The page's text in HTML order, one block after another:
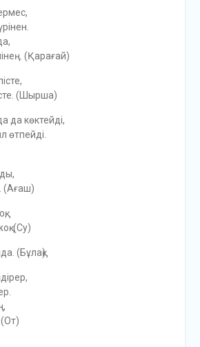
(Қарағай)
(Шырша)
да көктейді,
өтпейді.
(Ағаш)
(Су)
(Бұлақ)
(От)